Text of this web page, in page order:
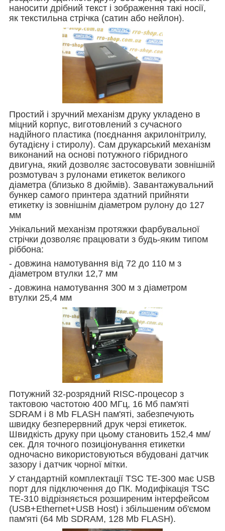
наносити дрібний текст і зображення такі носії,
як текстильна стрічка (сатин або нейлон).
Простий і зручний механізм друку укладено в
міцний корпус, виготовлений з сучасного
надійного пластика (поєднання акрилонітрилу,
бутадієну і стиролу). Сам друкарський механізм
виконаний на основі потужного гібридного
двигуна, який дозволяє застосовувати зовнішній
розмотувач з рулонами етикеток великого
діаметра (близько 8 дюймів). Завантажувальний
бункер самого принтера здатний прийняти
етикетку із зовнішнім діаметром рулону до 127
мм
Унікальний механізм протяжки фарбувальної
стрічки дозволяє працювати з будь-яким типом
ріббона:
- довжина намотування від 72 до 110 м з
діаметром втулки 12,7 мм
- довжина намотування 300 м з діаметром
втулки 25,4 мм
Потужний 32-розрядний RISC-процесор з
тактовою частотою 400 МГц, 16 Мб пам'яті
SDRAM і 8 Mb FLASH пам'яті, забезпечують
швидку безперервний друк черзі етикеток.
Швидкість друку при цьому становить 152,4 мм/
сек. Для точного позиціонування етикетки
одночасно використовуються вбудовані датчик
зазору і датчик чорної мітки.
У стандартній комплектації TSC TE-300 має USB
порт для підключення до ПК. Модифікація TSC
TE-310 відрізняється розширеним інтерфейсом
(USB+Ethernet+USB Host) і збільшеним об'ємом
пам'яті (64 Mb SDRAM, 128 Mb FLASH).